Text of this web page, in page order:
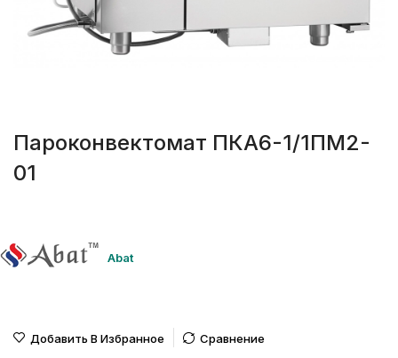
Пароконвектомат ПКА6-1/1ПМ2-
01
Abat
Добавить В Избранное Сравнение